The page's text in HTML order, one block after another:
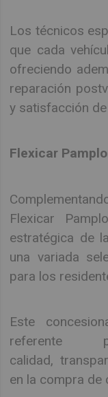
Los técnicos
que cada
ofreciendo
reparación
y satisfacción
Flexicar
Flexicar
estratégica de
una variada
para los
Este
referente
calidad,
en la compra de